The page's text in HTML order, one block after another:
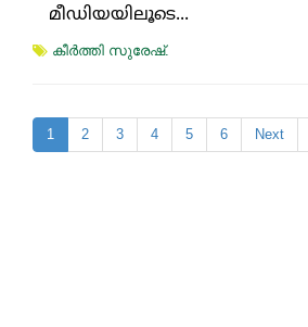
മീഡിയയിലൂടെ...
കീര്‍ത്തി സുരേഷ്.
1 2 3 4 5 6 Next